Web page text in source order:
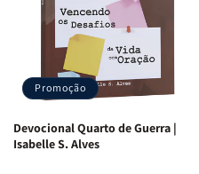
Promoção
Devocional Quarto de Guerra |
Isabelle S. Alves